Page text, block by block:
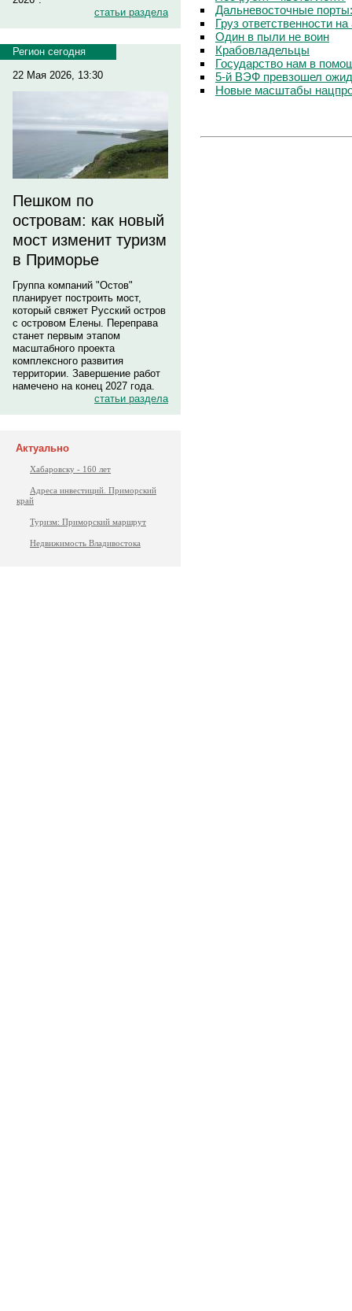
статьи раздела
Регион сегодня
22 Мая 2026, 13:30
Пешком по
островам: как новый
мост изменит туризм
в Приморье
Группа компаний "Остов"
планирует построить мост,
который свяжет Русский остров
с островом Елены. Переправа
станет первым этапом
масштабного проекта
комплексного развития
территории. Завершение работ
намечено на конец 2027 года.
статьи раздела
Актуально
Хабаровску - 160 лет
Адреса инвестиций. Приморский
край
Туризм: Приморский маршрут
Недвижимость Владивостока
Дальневосточные
Груз ответственности
Один в пыли не воин
Крабовладельцы
Государство нам в
5-й ВЭФ превзошел
Новые масштабы